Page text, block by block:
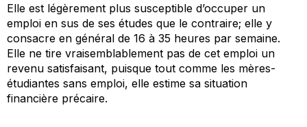
Elle est légèrement plus susceptible d’occuper un
emploi en sus de ses études que le contraire; elle y
consacre en général de 16 à 35 heures par semaine.
Elle ne tire vraisemblablement pas de cet emploi un
revenu satisfaisant, puisque tout comme les mères-
étudiantes sans emploi, elle estime sa situation
financière précaire.